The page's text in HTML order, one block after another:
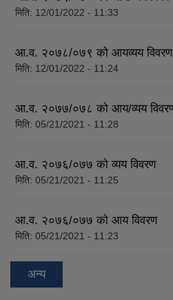
मिति: 12/01/2022 - 11:33
आ.व. २०७८/०७९ को आयव्यय विवरण
मिति: 12/01/2022 - 11:24
आ.व. २०७७/०७८ को आय/व्यय
मिति: 05/21/2021 - 11:28
आ.व. २०७६/०७७ को व्यय विवरण
मिति: 05/21/2021 - 11:25
आ.व. २०७६/०७७ को आय विवरण
मिति: 05/21/2021 - 11:23
अन्य